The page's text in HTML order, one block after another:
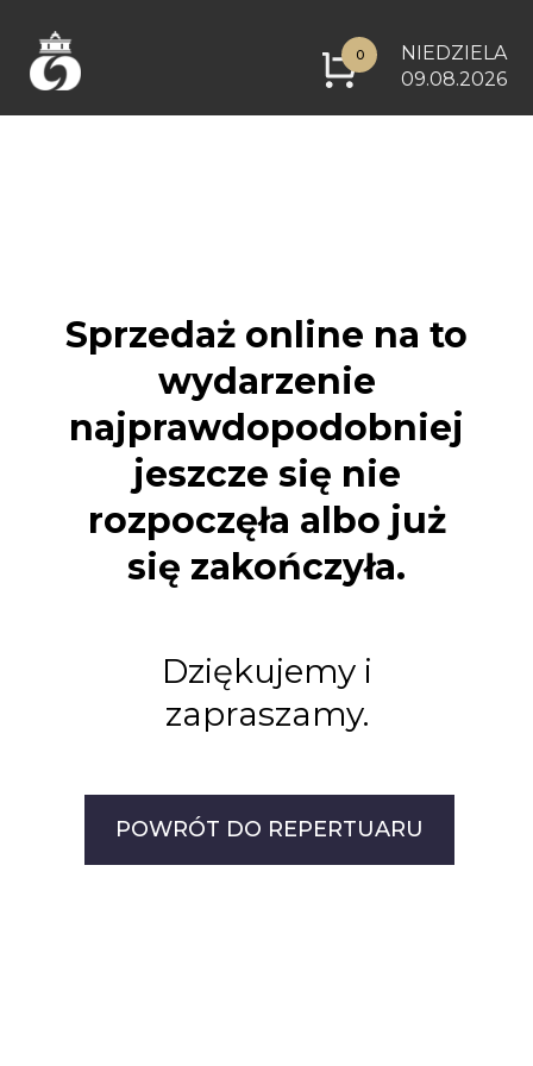
0
NIEDZIELA
09.08.2026
Sprzedaż online na to
wydarzenie
najprawdopodobniej
jeszcze się nie
rozpoczęła albo już
się zakończyła.
Dziękujemy i
zapraszamy.
POWRÓT DO REPERTUARU